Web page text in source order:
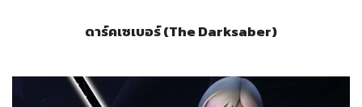
ดาร์คเซเบอร์ (The Darksaber)